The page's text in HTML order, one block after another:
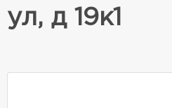
ул, д 19к1